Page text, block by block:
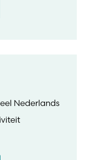
Nederlands